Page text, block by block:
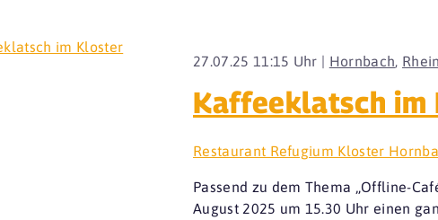
27.07.25 11:15 Uhr | Hornbach,
Kaffeeklatsch im
Restaurant Refugium Kloster
Passend zu dem Thema „Offline-
August 2025 um 15.30 Uhr einen